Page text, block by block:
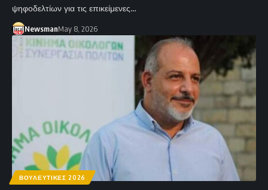
ψηφοδελτίων για τις επικείμενες…
NewsmanMay 8, 2026
ΒΟΥΛΕΥΤΙΚΕΣ 2026